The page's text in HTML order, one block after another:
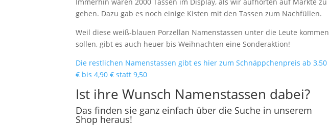
gehen. Dazu gab es noch einige Kisten mit den Tassen zum Nachfüllen.
Weil diese weiß-blauen Porzellan Namenstassen unter die Leute kommen
sollen, gibt es auch heuer bis Weihnachten eine Sonderaktion!
Die restlichen Namenstassen gibt es hier zum Schnäppchenpreis ab 3,50
€ bis 4,90 € statt 9,50
Ist ihre Wunsch Namenstassen dabei?
Das finden sie ganz einfach über die Suche in unserem
Shop heraus!